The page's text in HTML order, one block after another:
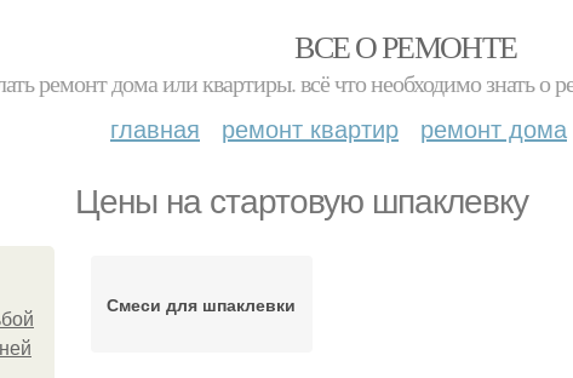
ВСЕ О РЕМОНТЕ
ремонт дома или квартиры. всё что необходимо знать
главная ремонт квартир ремонт дома
Цены на стартовую шпаклевку
Смеси для шпаклевки